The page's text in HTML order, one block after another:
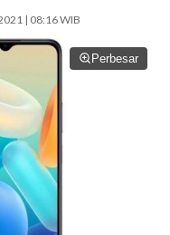
| 08:16 WIB
Perbesar